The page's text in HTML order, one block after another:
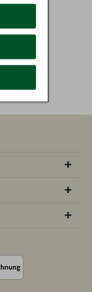
statt* 179,90 €